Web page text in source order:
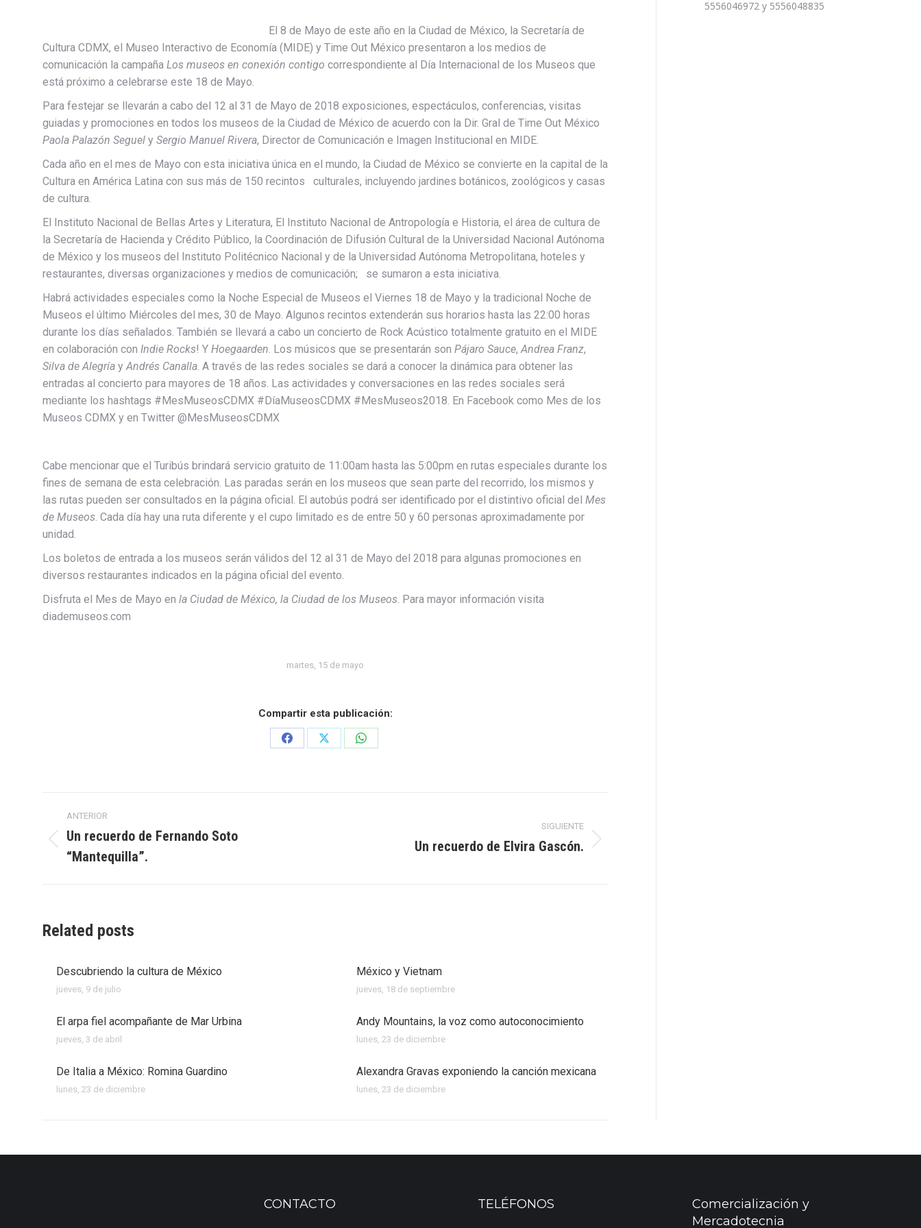
El 8 de Mayo de este año en la Ciudad de México, la Secretaría de
Cultura CDMX, el Museo Interactivo de Economía (MIDE) y Time Out México presentaron a los medios de
comunicación la campaña Los museos en conexión contigo correspondiente al Día Internacional de los Museos que
está próximo a celebrarse este 18 de Mayo.
Para festejar se llevarán a cabo del 12 al 31 de Mayo de 2018 exposiciones, espectáculos, conferencias, visitas
guiadas y promociones en todos los museos de la Ciudad de México de acuerdo con la Dir. Gral de Time Out México
Paola Palazón Seguel y Sergio Manuel Rivera, Director de Comunicación e Imagen Institucional en MIDE.
Cada año en el mes de Mayo con esta iniciativa única en el mundo, la Ciudad de México se convierte en la capital de la
Cultura en América Latina con sus más de 150 recintos culturales, incluyendo jardines botánicos, zoológicos y casas
de cultura.
El Instituto Nacional de Bellas Artes y Literatura, El Instituto Nacional de Antropología e Historia, el área de cultura de
la Secretaría de Hacienda y Crédito Público, la Coordinación de Difusión Cultural de la Universidad Nacional Autónoma
de México y los museos del Instituto Politécnico Nacional y de la Universidad Autónoma Metropolitana, hoteles y
restaurantes, diversas organizaciones y medios de comunicación; se sumaron a esta iniciativa.
Habrá actividades especiales como la Noche Especial de Museos el Viernes 18 de Mayo y la tradicional Noche de
Museos el último Miércoles del mes, 30 de Mayo. Algunos recintos extenderán sus horarios hasta las 22:00 horas
durante los días señalados. También se llevará a cabo un concierto de Rock Acústico totalmente gratuito en el MIDE
en colaboración con Indie Rocks! Y Hoegaarden. Los músicos que se presentarán son Pájaro Sauce,Andrea Franz,
Silva de Alegría yAndrés Canalla. A través de las redes sociales se dará a conocer la dinámica para obtener las
entradas al concierto para mayores de 18 años. Las actividades y conversaciones en las redes sociales será
mediante los hashtags #MesMuseosCDMX #DíaMuseosCDMX #MesMuseos2018. En Facebook como Mes de los
Museos CDMX y en Twitter @MesMuseosCDMX
Cabe mencionar que el Turibús brindará servicio gratuito de 11:00am hasta las 5:00pm en rutas especiales durante los
fines de semana de esta celebración. Las paradas serán en los museos que sean parte del recorrido, los mismos y
las rutas pueden ser consultados en la página oficial. El autobús podrá ser identificado por el distintivo oficial del Mes
de Museos. Cada día hay una ruta diferente y el cupo limitado es de entre 50 y 60 personas aproximadamente por
unidad.
Los boletos de entrada a los museos serán válidos del 12 al 31 de Mayo del 2018 para algunas promociones en
diversos restaurantes indicados en la página oficial del evento.
Disfruta el Mes de Mayo en la Ciudad de México, la Ciudad de los Museos. Para mayor información visita
diademuseos.com
martes, 15 de mayo
Compartir esta publicación:
Share
Share
Share
Navegación
entre
publicaciones
ANTERIOR
anterior:
Un recuerdo de Fernando Soto
“Mantequilla”.
SIGUIENTE
Un recuerdo de Elvira Gascón.
Related posts
Descubriendo la cultura de México
jueves, 9 de julio
México y Vietnam
jueves, 18 de septiembre
El arpa fiel acompañante de Mar Urbina
jueves, 3 de abril
Andy Mountains, la voz como autoconocimiento
lunes, 23 de diciembre
De Italia a México: Romina Guardino
lunes, 23 de diciembre
Alexandra Gravas exponiendo la canción mexicana
lunes, 23 de diciembre
5556046972 y 5556048835
CONTACTO TELÉFONOS
Comercialización y
Mercadotecnia